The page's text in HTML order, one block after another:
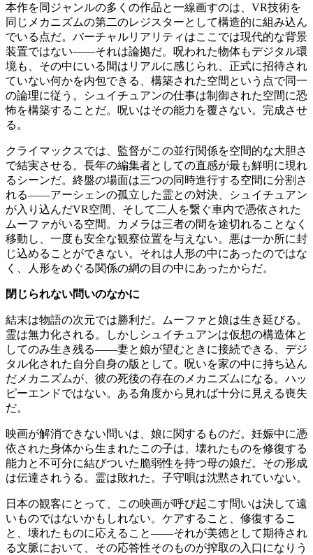
本作を同ジャンルの多くの作品と一線画すのは、VR技術を
同じメカニズムの第二のレジスターとして構造的に組み込ん
でいる点だ。バーチャルリアリティはここでは現代的な背景
装置ではない——それは論拠だ。呪われた物体もデジタル環
境も、その中にいる間はリアルに感じられ、正式に招待され
ていない何かを内包できる、構築された空間という点で同一
の論理に従う。シュイチュアンの仕事は制御された空間に恐
怖を構築することだ。呪いはその能力を覆さない。完成させ
る。
クライマックスでは、監督がこの並行関係を空間的な大胆さ
で結実させる。長年の編集者としての直感が最も鮮明に現れ
るシーンだ。終盤の場面は三つの同時進行する空間に分割さ
れる——アーシェンの孤立した霊との対決、シュイチュアン
が入り込んだVR空間、そして二人を繋ぐ車内で憑依された
ムーファがいる空間。カメラは三者の間を途切れることなく
移動し、一度も安全な観察位置を与えない。悪は一か所に封
じ込めることができない。それは人形の中にあったのではな
く、人形をめぐる関係の網の目の中にあったからだ。
閉じられない問いのなかに
結末は物語の次元では勝利だ。ムーファと娘は生き延びる。
霊は無力化される。しかしシュイチュアンは仮想の構造体と
してのみ生き残る——妻と娘が望むときに接続できる、デジ
タル化された自分自身の版として。呪いを家の中に持ち込ん
だメカニズムが、彼の死後の存在のメカニズムになる。ハッ
ピーエンドではない。ある角度から見れば十分に見える喪失
だ。
映画が解消できない問いは、娘に関するものだ。妊娠中に憑
依された身体から生まれたこの子は、壊れたものを修復する
能力と不可分に結びついた脆弱性を持つ母の娘だ。その形成
は伝達されうる。霊は敗れた。子守唄は沈黙されていない。
日本の観客にとって、この映画が呼び起こす問いは決して遠
いものではないかもしれない。ケアすること、修復するこ
と、壊れたものに応えること——それが美徳として期待され
る文脈において、その応答性そのものが搾取の入口になりう